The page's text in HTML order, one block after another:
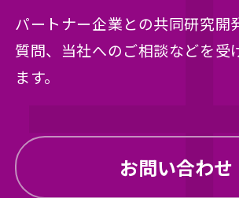
パートナー企業との共同研究開
質問、 当社へのご相談などを受
ます。
お問い合わせ